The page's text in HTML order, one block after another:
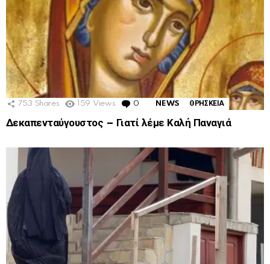
753 Shares 159 Views 0 Comments
NEWS ΘΡΗΣΚΕΙΑ
Δεκαπενταύγουστος – Γιατί λέμε Καλή Παναγιά